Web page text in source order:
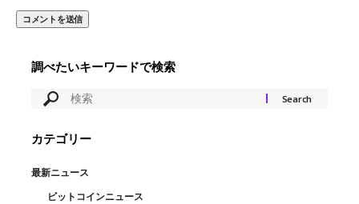
調べたいキーワードで検索
カテゴリー
最新ニュース
ビットコインニュース